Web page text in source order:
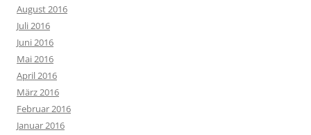
August 2016
Juli 2016
Juni 2016
Mai 2016
April 2016
März 2016
Februar 2016
Januar 2016